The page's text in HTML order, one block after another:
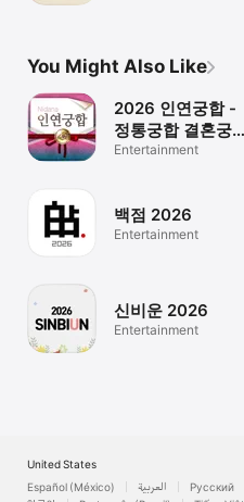
You Might Also Like
2026 인연궁합 -
정통궁합 결혼궁
합 재물궁합
Entertainment
백점 2026
Entertainment
신비운 2026
Entertainment
United States
Español (México)
العربية Русский